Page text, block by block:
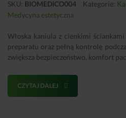
SKU: BIOMEDICO004 Kategorie:
Medycyna estetyczna
Włoska kaniula z cienkimi
preparatu oraz pełną kontrolę
zwiększa bezpieczeństwo, komfort
CZYTAJ DALEJ